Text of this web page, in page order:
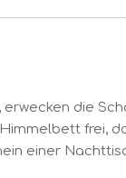
die
frei,
einer